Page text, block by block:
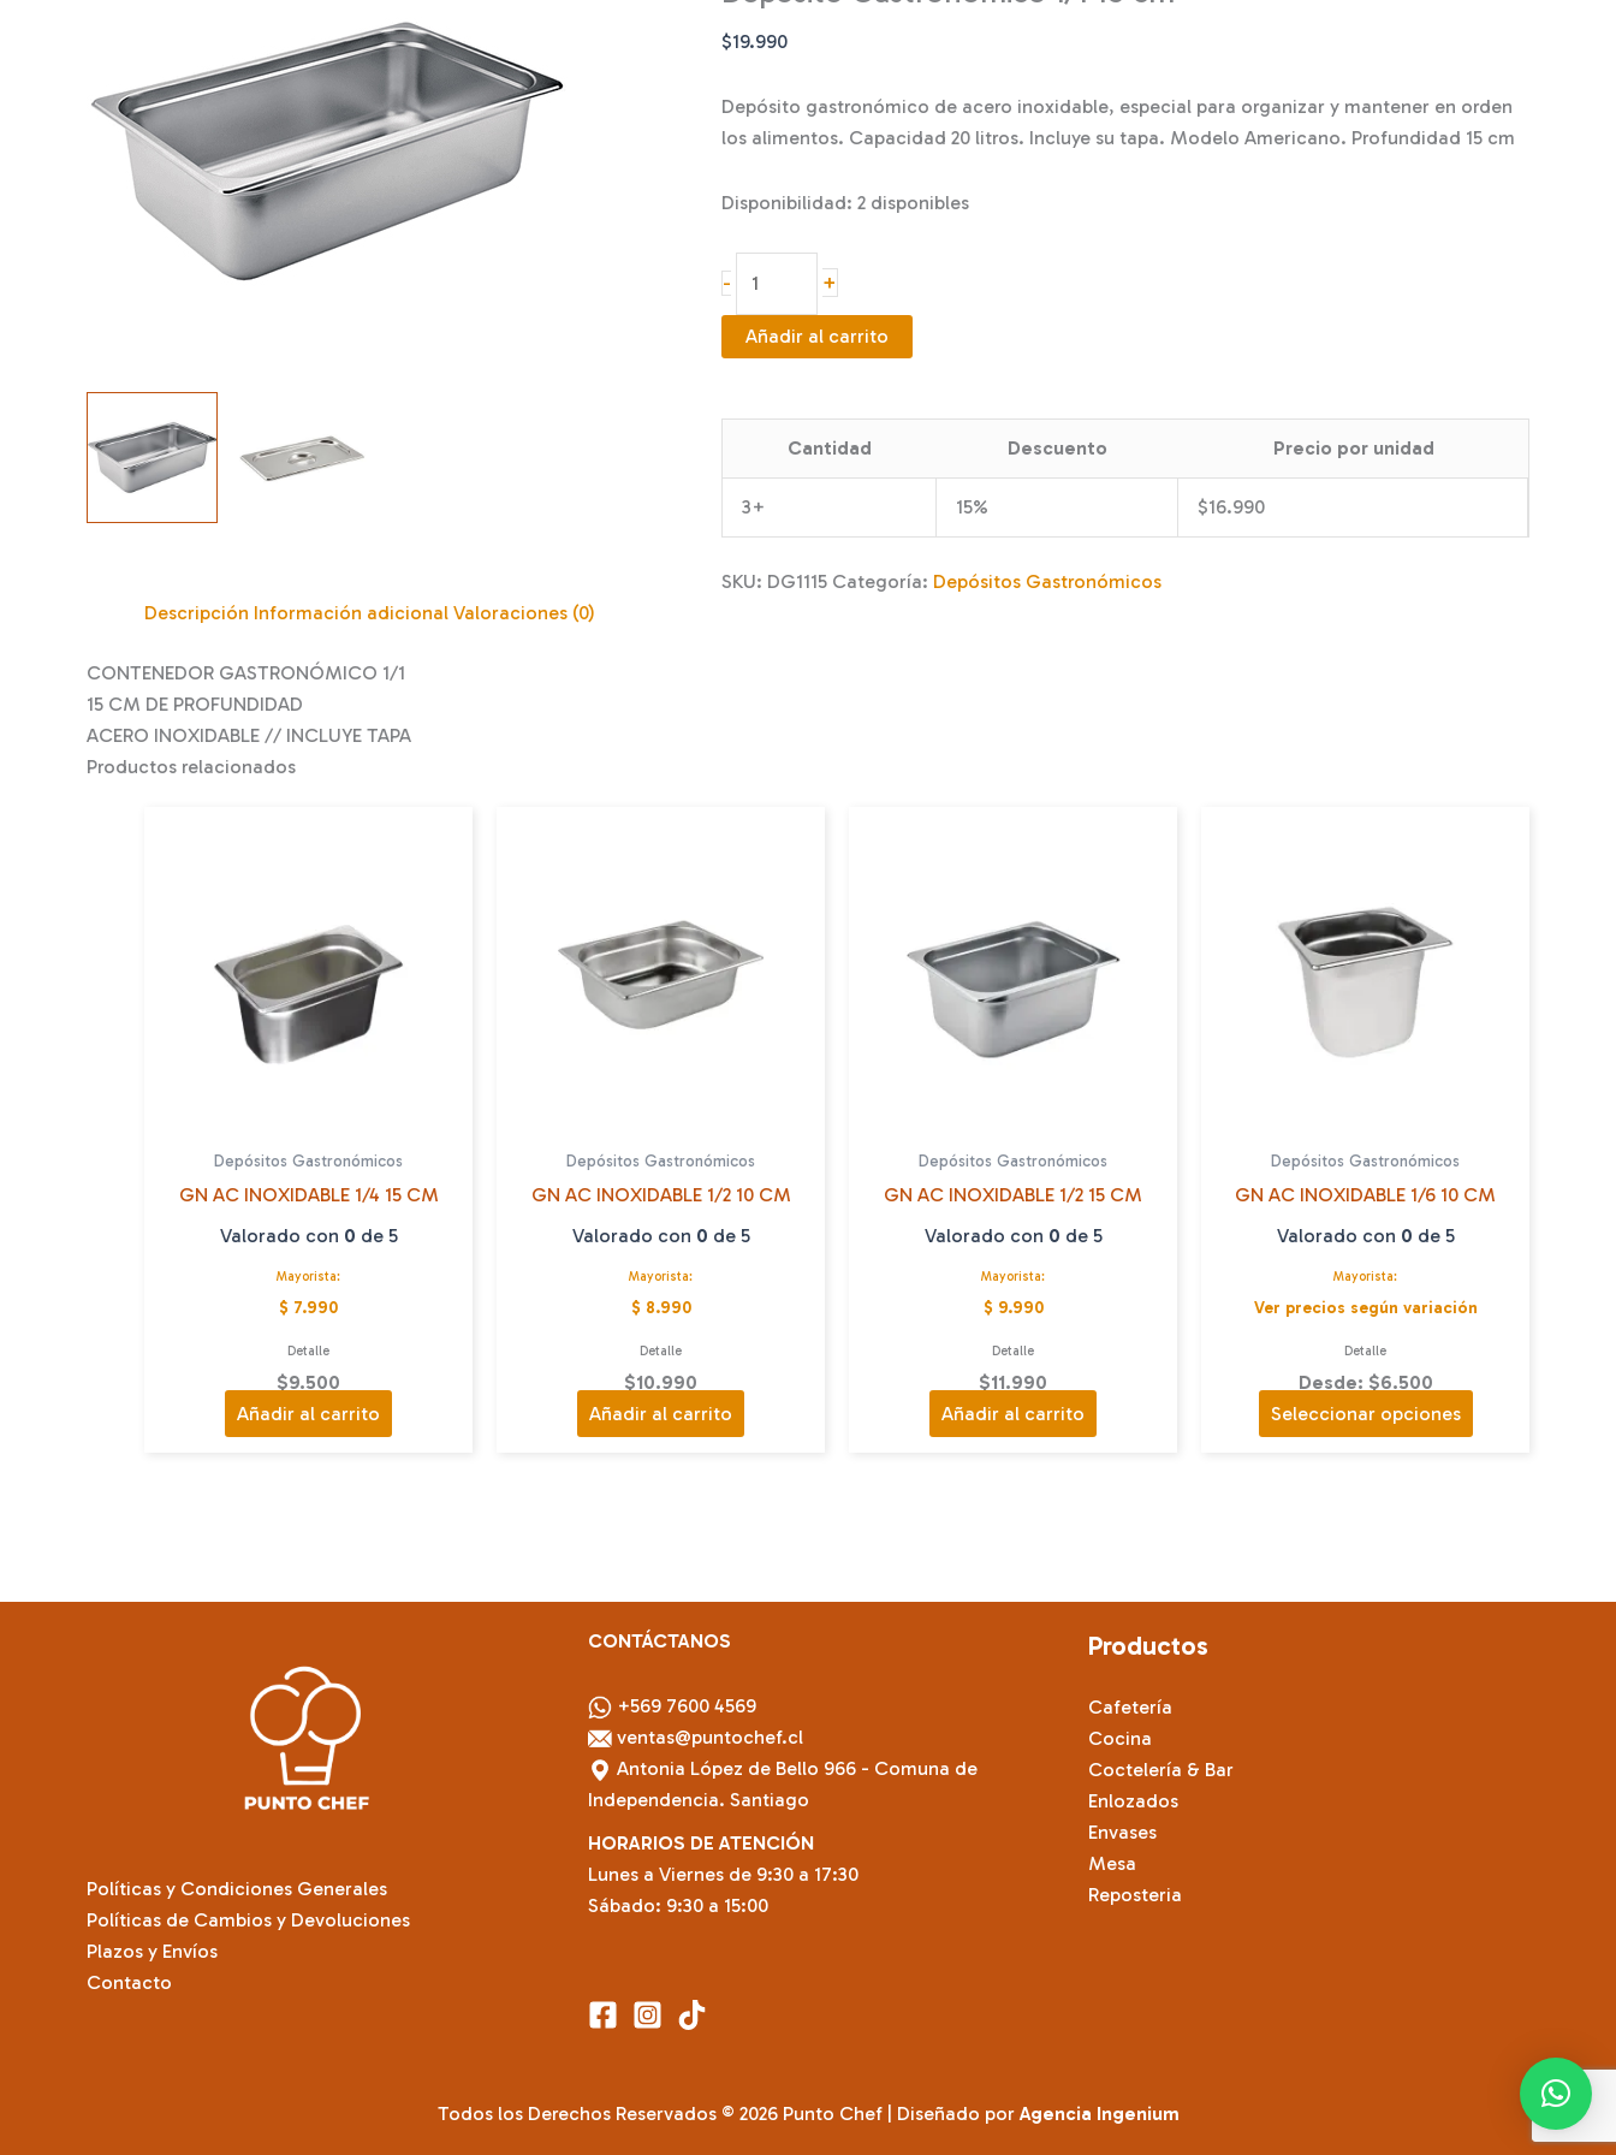
$19.990
Depósito gastronómico de acero inoxidable, especial para organizar y mantener en orden
los alimentos. Capacidad 20 litros. Incluye su tapa. Modelo Americano. Profundidad 15 cm
Disponibilidad: 2 disponibles
-
Gastronómico
1/1
15
cantidad
+
Añadir al carrito
Cantidad Descuento Precio por unidad
3+ 15% $16.990
SKU: DG1115 Categoría: Depósitos Gastronómicos
Descripción Información adicional Valoraciones (0)
CONTENEDOR GASTRONÓMICO 1/1
15 CM DE PROFUNDIDAD
ACERO INOXIDABLE // INCLUYE TAPA
Productos relacionados
Depósitos Gastronómicos
GN AC INOXIDABLE 1/4 15 CM
Valorado con 0 de 5
Mayorista:
$ 7.990
Detalle
$9.500
Añadir al carrito
Depósitos Gastronómicos
GN AC INOXIDABLE 1/2 10 CM
Valorado con 0 de 5
Mayorista:
$ 8.990
Detalle
$10.990
Añadir al carrito
Depósitos Gastronómicos
GN AC INOXIDABLE 1/2 15 CM
Valorado con 0 de 5
Mayorista:
$ 9.990
Detalle
$11.990
Añadir al carrito
Depósitos Gastronómicos
GN AC INOXIDABLE 1/6 10 CM
Valorado con 0 de 5
Mayorista:
Ver precios según variación
Detalle
Desde: $6.500
Seleccionar opciones
producto
opciones
Políticas y Condiciones Generales
Políticas de Cambios y Devoluciones
Plazos y Envíos
Contacto
CONTÁCTANOS
+569 7600 4569
ventas@puntochef.cl
Antonia López de Bello 966 - Comuna de
Independencia. Santiago
HORARIOS DE ATENCIÓN
Lunes a Viernes de 9:30 a 17:30
Sábado: 9:30 a 15:00
Productos
Cafetería
Cocina
Coctelería & Bar
Enlozados
Envases
Mesa
Reposteria
Todos los Derechos Reservados © 2026 Punto Chef | Diseñado porAgencia Ingenium